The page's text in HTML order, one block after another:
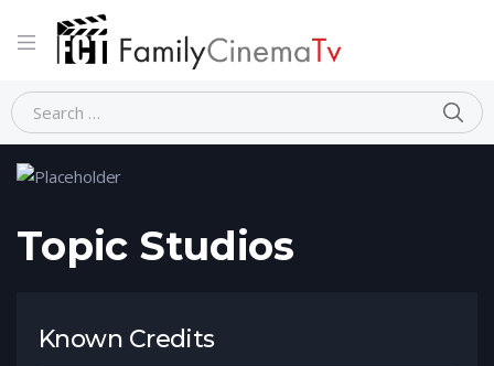
Home Person Topic Studios
Topic Studios
Known Credits